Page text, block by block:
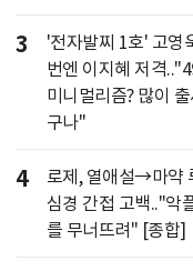
3
'전자발찌 1호' 고영
번엔 이지혜 저격
미니멀리즘? 많이
구나"
4
로제, 열애설→마약
심경 간접 고백.."악
를 무너뜨려" [종합]